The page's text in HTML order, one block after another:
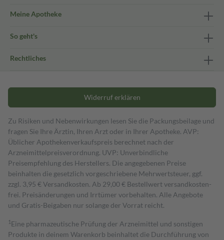
Meine Apotheke
So geht's
Rechtliches
Widerruf erklären
Zu Risiken und Nebenwirkungen lesen Sie die Packungsbeilage und
fragen Sie Ihre Ärztin, Ihren Arzt oder in Ihrer Apotheke. AVP:
Üblicher Apothekenverkaufspreis berechnet nach der
Arzneimittelpreisverordnung. UVP: Unverbindliche
Preisempfehlung des Herstellers. Die angegebenen Preise
beinhalten die gesetzlich vorgeschriebene Mehrwertsteuer, ggf.
zzgl. 3,95 € Versandkosten. Ab 29,00 € Bestell­wert versand­kosten­
frei. Preisänderungen und Irrtümer vorbehalten. Alle Angebote
und Gratis-Beigaben nur solange der Vorrat reicht.
1 Eine pharmazeutische Prüfung der Arzneimittel und sonstigen
Produkte in deinem Warenkorb beinhaltet die Durchführung von